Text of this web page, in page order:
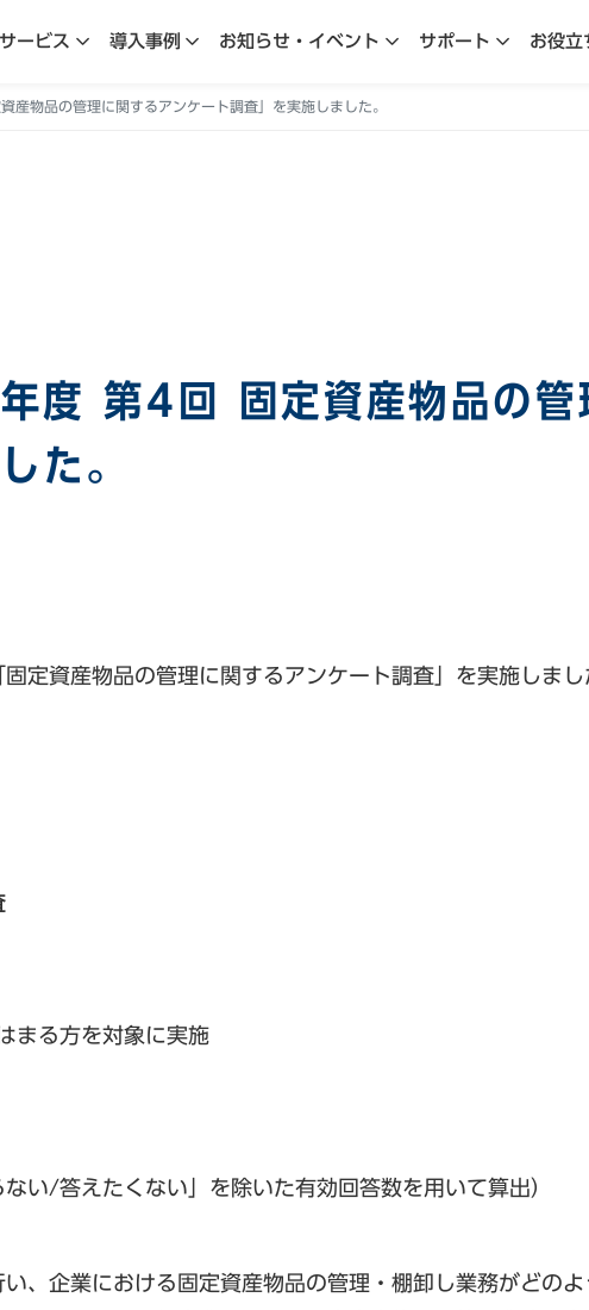
サービス 導入事例 お知らせ・イベント サポート お役立
物品の管理に関するアンケート調査」を実施しました。
度 第4回 固定資産物品の管
た。
定資産物品の管理に関するアンケート調査」を実施しまし
まる方を対象に実施
い/答えたくない」を除いた有効回答数を用いて算出）
、企業における固定資産物品の管理・棚卸し業務がどの